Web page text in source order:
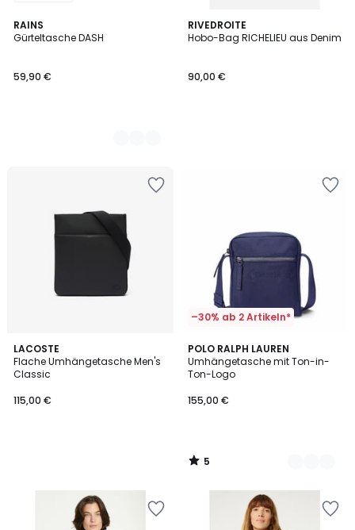
RAINS
Gürteltasche DASH
59,90 €
2
Farben
RIVEDROITE
Hobo-Bag RICHELIEU aus Denim
90,00 €
LACOSTE
Flache Umhängetasche Men's
Classic
115,00 €
–30% ab 2 Artikeln*
POLO RALPH LAUREN
Umhängetasche mit Ton-in-
Ton-Logo
155,00 €
5
/
5
2
Farben
5
/